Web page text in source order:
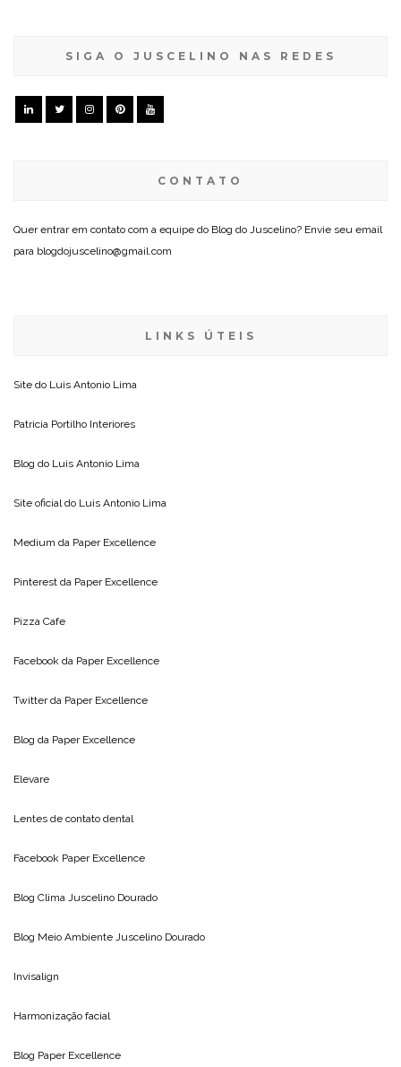
SIGA O JUSCELINO NAS REDES
CONTATO
Quer entrar em contato com a equipe do Blog do Juscelino? Envie seu email
para blogdojuscelino@gmail.com
LINKS ÚTEIS
Site do Luis Antonio Lima
Patricia Portilho Interiores
Blog do Luis Antonio Lima
Site oficial do Luis Antonio Lima
Medium da Paper Excellence
Pinterest da Paper Excellence
Pizza Cafe
Facebook da Paper Excellence
Twitter da Paper Excellence
Blog da Paper Excellence
Elevare
Lentes de contato dental
Facebook Paper Excellence
Blog Clima Juscelino Dourado
Blog Meio Ambiente Juscelino Dourado
Invisalign
Harmonização facial
Blog Paper Excellence